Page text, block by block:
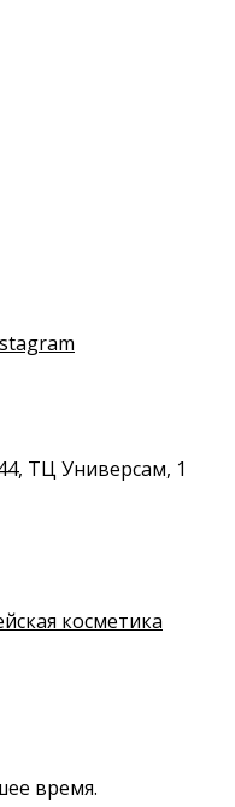
ТЦ Универсам, 1
косметика
время.